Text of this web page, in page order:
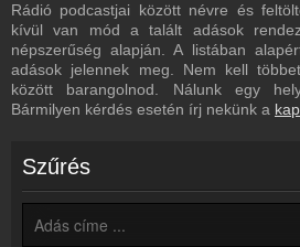
Most szól
Tudd meg mi szólt eddig
Műsorújság
Hit Rádió műsorai
Hit Rádió kapcsolatos hírek
Kapcsolat
Írj nekünk!
Rádió podcastjai között névre és
kívül van mód a talált adások
népszerűség alapján. A listában
adások jelennek meg. Nem kell
között barangolnod. Nálunk egy
Bármilyen kérdés esetén írj nekünk a
Szűrés